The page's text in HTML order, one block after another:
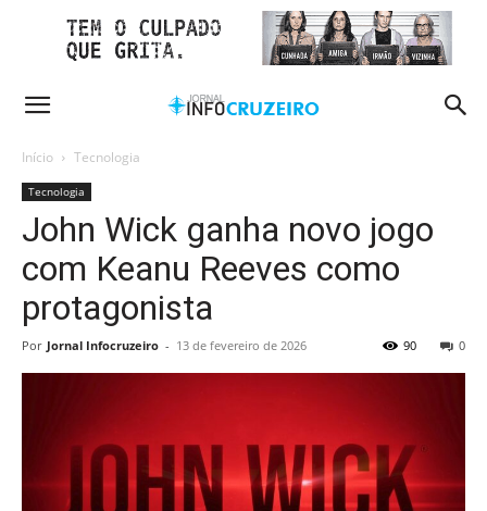
Início Tecnologia
Tecnologia
John Wick ganha novo jogo
com Keanu Reeves como
protagonista
Por Jornal Infocruzeiro - 13 de fevereiro de 2026 0
90